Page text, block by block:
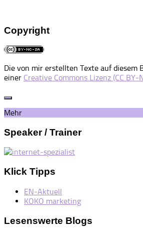
Copyright
Die von mir erstellten Texte auf diesem
einer Creative Commons Lizenz (CC BY-
Mehr
Speaker / Trainer
Klick Tipps
EN-Aktuell
KOKO marketing
Lesenswerte Blogs